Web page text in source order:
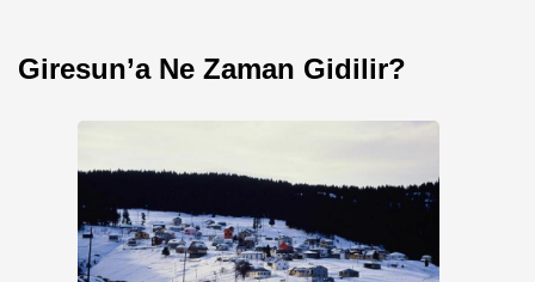
Giresun’a Ne Zaman Gidilir?